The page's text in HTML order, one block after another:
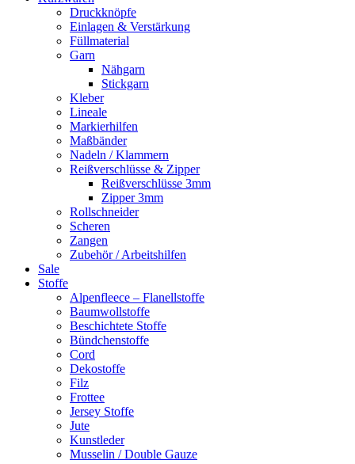
Druckknöpfe
Einlagen & Verstärkung
Füllmaterial
Garn
Nähgarn
Stickgarn
Kleber
Lineale
Markierhilfen
Maßbänder
Nadeln / Klammern
Reißverschlüsse & Zipper
Reißverschlüsse 3mm
Zipper 3mm
Rollschneider
Scheren
Zangen
Zubehör / Arbeitshilfen
Sale
Stoffe
Alpenfleece – Flanellstoffe
Baumwollstoffe
Beschichtete Stoffe
Bündchenstoffe
Cord
Dekostoffe
Filz
Frottee
Jersey Stoffe
Jute
Kunstleder
Musselin / Double Gauze